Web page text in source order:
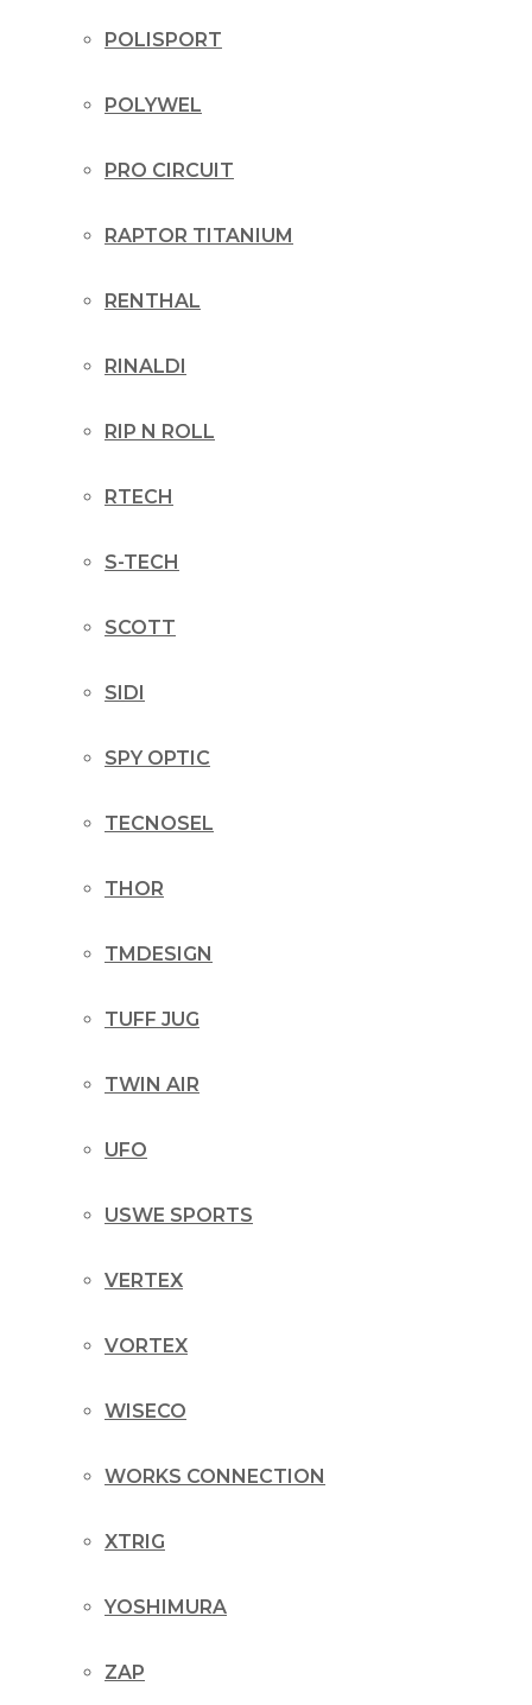
POLISPORT
POLYWEL
PRO CIRCUIT
RAPTOR TITANIUM
RENTHAL
RINALDI
RIP N ROLL
RTECH
S-TECH
SCOTT
SIDI
SPY OPTIC
TECNOSEL
THOR
TMDESIGN
TUFF JUG
TWIN AIR
UFO
USWE SPORTS
VERTEX
VORTEX
WISECO
WORKS CONNECTION
XTRIG
YOSHIMURA
ZAP